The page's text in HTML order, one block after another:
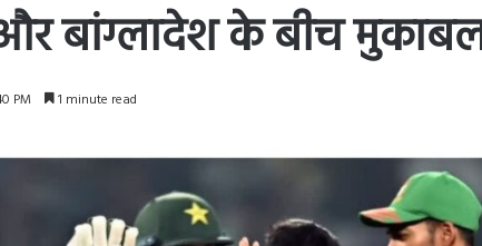
बांग्लादेश के बीच मुकाबला,
PM 1 minute read